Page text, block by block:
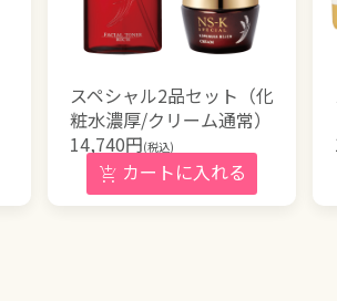
スペシャル2品セット（化
粧水濃厚/クリーム通常）
14,740円(税込)